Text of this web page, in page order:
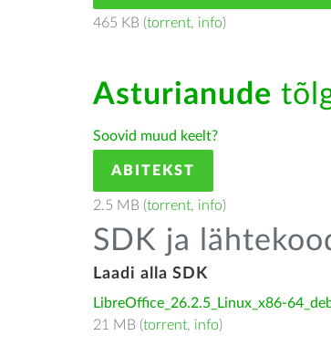
465 KB (torrent, info)
Asturianude
Soovid muud keelt?
ABITEKST
2.5 MB (torrent, info)
SDK ja
Laadi alla SDK
LibreOffice_26.2.5_Linux_x86-
21 MB (torrent, info)